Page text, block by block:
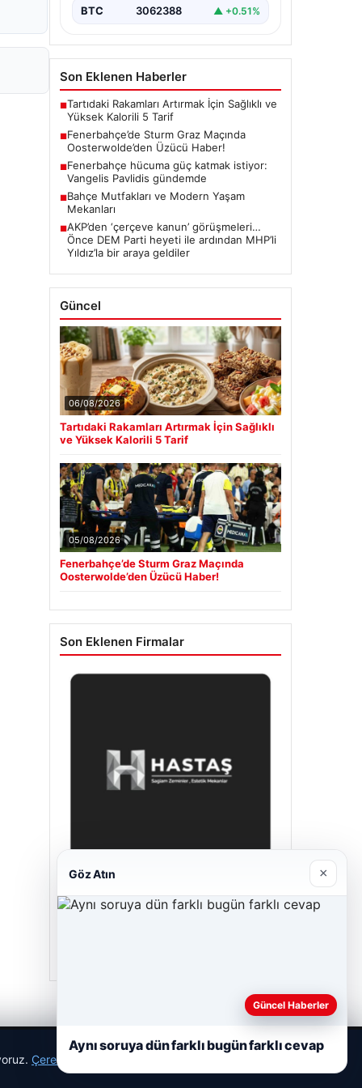
BTC 3062388 ▲ +0.51%
Son Eklenen Haberler
■Tartıdaki Rakamları Artırmak İçin Sağlıklı ve
Yüksek Kalorili 5 Tarif
■Fenerbahçe’de Sturm Graz Maçında
Oosterwolde’den Üzücü Haber!
■Fenerbahçe hücuma güç katmak istiyor:
Vangelis Pavlidis gündemde
■Bahçe Mutfakları ve Modern Yaşam
Mekanları
■AKP’den ‘çerçeve kanun’ görüşmeleri…
Önce DEM Parti heyeti ile ardından MHP’li
Yıldız’la bir araya geldiler
Güncel
06/08/2026
Tartıdaki Rakamları Artırmak İçin Sağlıklı
ve Yüksek Kalorili 5 Tarif
05/08/2026
Fenerbahçe’de Sturm Graz Maçında
Oosterwolde’den Üzücü Haber!
Son Eklenen Firmalar
Prenses Night Club
Çerez Politikamız
Göz Atın ×
Güncel Haberler
Aynı soruya dün farklı bugün farklı cevap